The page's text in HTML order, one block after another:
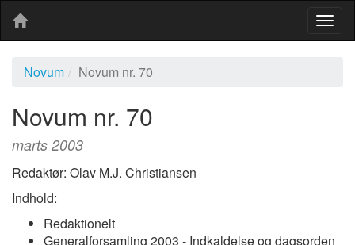
Novum
Novum nr. 70
Novum nr. 70
marts 2003
Redaktør: Olav M.J. Christiansen
Indhold:
Redaktionelt
Generalforsamling 2003 - Indkaldelse og dagsorden